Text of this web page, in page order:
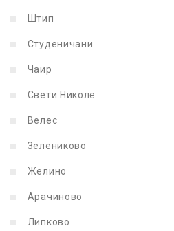
Штип
Студеничани
Чаир
Свети Николе
Велес
Зелениково
Желино
Арачиново
Липково